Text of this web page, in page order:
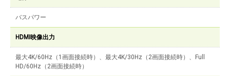
バスパワー
HDMI映像出力
最大4K/60Hz（1画面接続時）、最大4K/30Hz（2画面接続時）、Full
HD/60Hz（2画面接続時）